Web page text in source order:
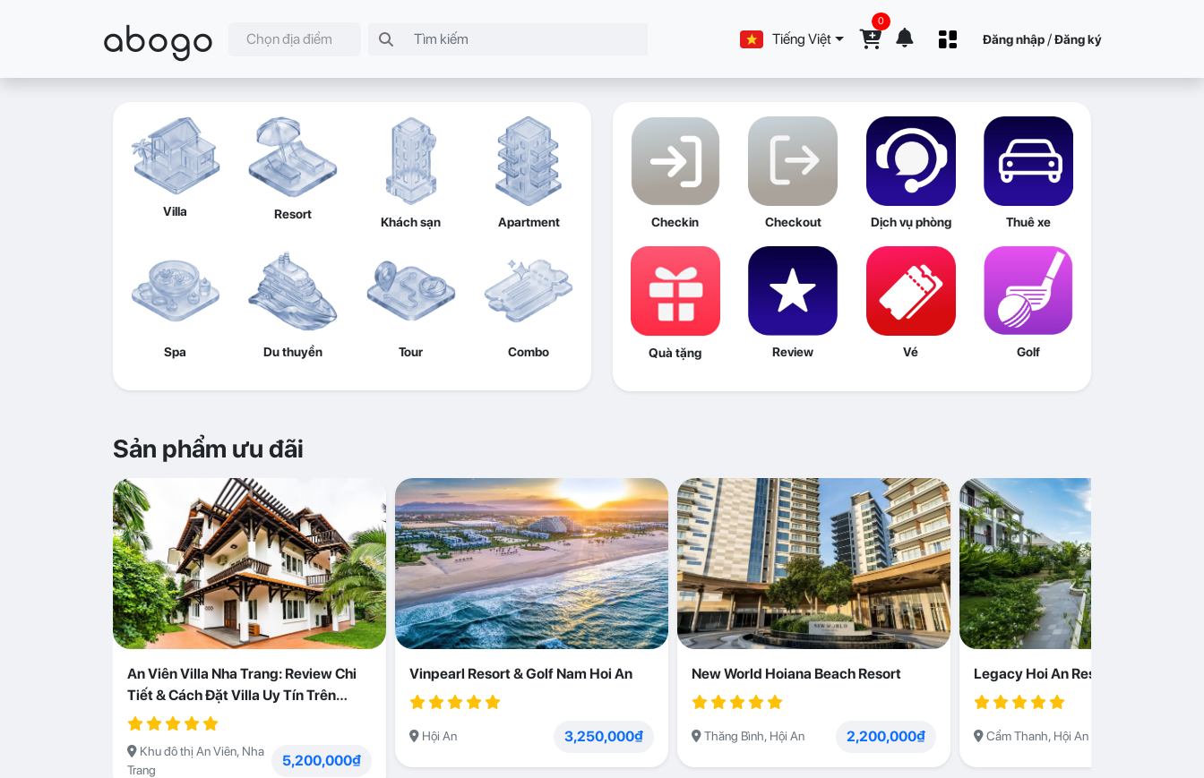
abogo Chọn địa điểm Tiếng Việt
0
Đăng nhập /Đăng ký
Villa Resort
Khách sạn Apartment
Spa Du thuyền Tour Combo
Checkin Checkout Dịch vụ phòng Thuê xe
Quà tặng Review Vé Golf
Sản phẩm ưu đãi
An Viên Villa Nha Trang: Review Chi
Tiết & Cách Đặt Villa Uy Tín Trên
Abogo
Khu đô thị An Viên, Nha
Trang
5,200,000₫
Vinpearl Resort & Golf Nam Hoi An
Hội An 3,250,000₫
New World Hoiana Beach Resort
Thăng Bình, Hội An 2,200,000₫
Legacy Hoi An Resort
Cẩm Thanh, Hội An